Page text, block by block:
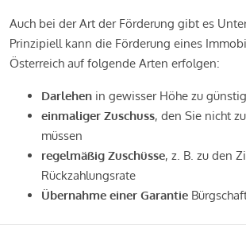
Auch bei der Art der Förderung gibt es
Prinzipiell kann die Förderung eines
Österreich auf folgende Arten erfolgen:
Darlehen in gewisser Höhe zu
einmaliger Zuschuss, den Sie nicht
müssen
regelmäßig Zuschüsse, z. B. zu den
Rückzahlungsrate
Übernahme einer Garantie